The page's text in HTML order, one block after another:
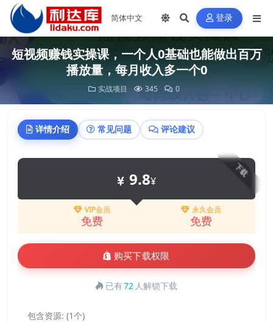
登录
短视频赚钱实操课，一个人0基础也能做出百万
播放量，每月收入多一个0
实战项目 345 0
详情介绍 常见问题 评论建议
下载
9.8¥
VIP会员
免费
永久会员
免费
购买下载权限
已有72 人解锁下载
包含资源: (1个)